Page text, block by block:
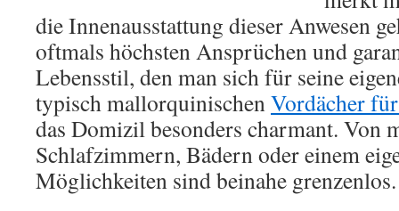
die Innenausstattung dieser Anwesen
oftmals höchsten Ansprüchen und
Lebensstil, den man sich für seine
typisch mallorquinischenVordächer
das Domizil besonders charmant. Von
Schlafzimmern, Bädern oder einem
Möglichkeiten sind beinahe grenzenlos.